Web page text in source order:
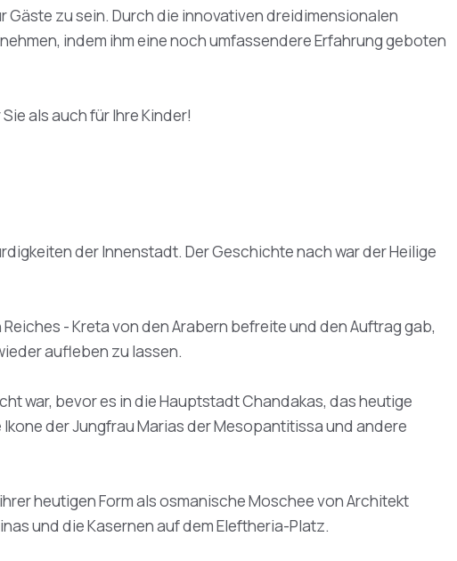
Gäste zu sein. Durch die innovativen dreidimensionalen
indem ihm eine noch umfassendere Erfahrung geboten
als auch für Ihre Kinder!
der Innenstadt. Der Geschichte nach war der Heilige
- Kreta von den Arabern befreite und den Auftrag gab,
aufleben zu lassen.
war, bevor es in die Hauptstadt Chandakas, das heutige
der Jungfrau Marias der Mesopantitissa und andere
heutigen Form als osmanische Moschee von Architekt
und die Kasernen auf dem Eleftheria-Platz.